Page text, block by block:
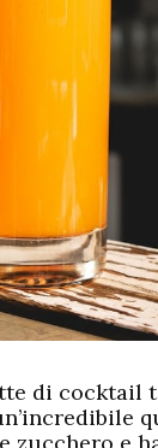
di cocktail